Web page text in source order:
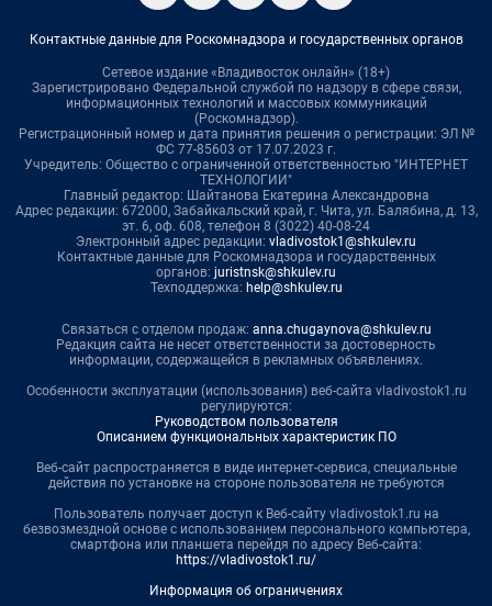
Контактные данные для Роскомнадзора и государственных органов
Сетевое издание «Владивосток онлайн» (18+)
Зарегистрировано Федеральной службой по надзору в сфере связи,
информационных технологий и массовых коммуникаций
(Роскомнадзор).
Регистрационный номер и дата принятия решения о регистрации: ЭЛ №
ФС 77-85603 от 17.07.2023 г.
Учредитель: Общество с ограниченной ответственностью "ИНТЕРНЕТ
ТЕХНОЛОГИИ"
Главный редактор: Шайтанова Екатерина Александровна
Адрес редакции: 672000, Забайкальский край, г. Чита, ул. Балябина, д. 13,
эт. 6, оф. 608, телефон 8 (3022) 40-08-24
Электронный адрес редакции: vladivostok1@shkulev.ru
Контактные данные для Роскомнадзора и государственных
органов: juristnsk@shkulev.ru
Техподдержка: help@shkulev.ru
Связаться с отделом продаж: anna.chugaynova@shkulev.ru
Редакция сайта не несет ответственности за достоверность
информации, содержащейся в рекламных объявлениях.
Особенности эксплуатации (использования) веб-сайта vladivostok1.ru
регулируются:
Руководством пользователя
Описанием функциональных характеристик ПО
Веб-сайт распространяется в виде интернет-сервиса, специальные
действия по установке на стороне пользователя не требуются
Пользователь получает доступ к Веб-сайту vladivostok1.ru на
безвозмездной основе с использованием персонального компьютера,
смартфона или планшета перейдя по адресу Веб-сайта:
https://vladivostok1.ru/
Информация об ограничениях